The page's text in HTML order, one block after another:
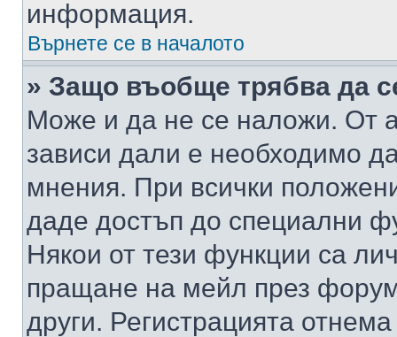
информация.
Върнете се в началото
» Защо въобще трябва да
Може и да не се наложи. От
зависи дали е необходимо
мнения. При всички
даде достъп до специални
Някои от тези функции са
пращане на мейл през
други. Регистрацията